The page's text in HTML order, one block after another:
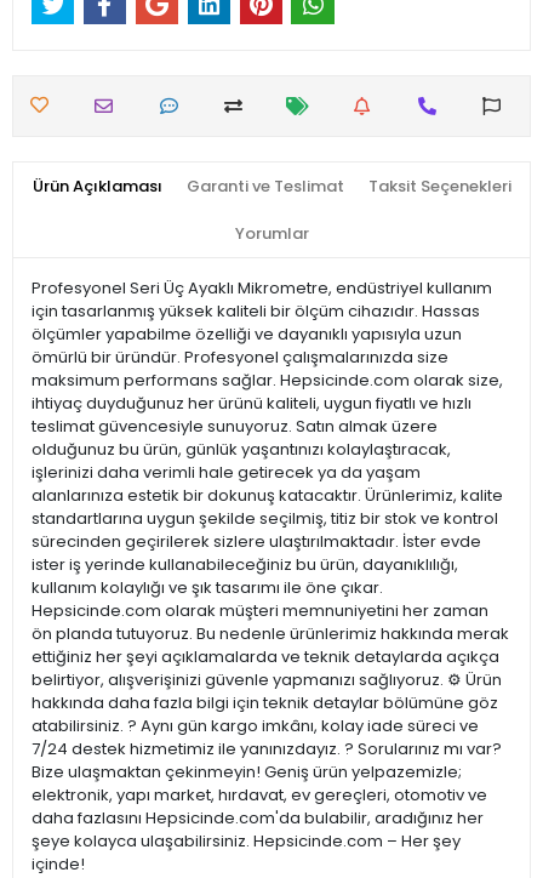
Ürün Açıklaması Garanti ve Teslimat Taksit Seçenekleri
Yorumlar
Profesyonel Seri Üç Ayaklı Mikrometre, endüstriyel kullanım
için tasarlanmış yüksek kaliteli bir ölçüm cihazıdır. Hassas
ölçümler yapabilme özelliği ve dayanıklı yapısıyla uzun
ömürlü bir üründür. Profesyonel çalışmalarınızda size
maksimum performans sağlar. Hepsicinde.com olarak size,
ihtiyaç duyduğunuz her ürünü kaliteli, uygun fiyatlı ve hızlı
teslimat güvencesiyle sunuyoruz. Satın almak üzere
olduğunuz bu ürün, günlük yaşantınızı kolaylaştıracak,
işlerinizi daha verimli hale getirecek ya da yaşam
alanlarınıza estetik bir dokunuş katacaktır. Ürünlerimiz, kalite
standartlarına uygun şekilde seçilmiş, titiz bir stok ve kontrol
sürecinden geçirilerek sizlere ulaştırılmaktadır. İster evde
ister iş yerinde kullanabileceğiniz bu ürün, dayanıklılığı,
kullanım kolaylığı ve şık tasarımı ile öne çıkar.
Hepsicinde.com olarak müşteri memnuniyetini her zaman
ön planda tutuyoruz. Bu nedenle ürünlerimiz hakkında merak
ettiğiniz her şeyi açıklamalarda ve teknik detaylarda açıkça
belirtiyor, alışverişinizi güvenle yapmanızı sağlıyoruz. ⚙️ Ürün
hakkında daha fazla bilgi için teknik detaylar bölümüne göz
atabilirsiniz. ? Aynı gün kargo imkânı, kolay iade süreci ve
7/24 destek hizmetimiz ile yanınızdayız. ? Sorularınız mı var?
Bize ulaşmaktan çekinmeyin! Geniş ürün yelpazemizle;
elektronik, yapı market, hırdavat, ev gereçleri, otomotiv ve
daha fazlasını Hepsicinde.com'da bulabilir, aradığınız her
şeye kolayca ulaşabilirsiniz. Hepsicinde.com – Her şey
içinde!